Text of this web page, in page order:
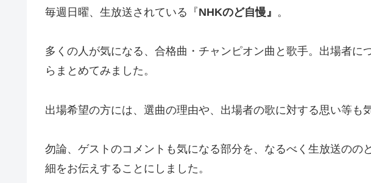
毎週日曜、生放送されている『NHKのど自慢』 。
多くの人が気になる、合格曲・チャンピオン曲と歌手。出場者に
らまとめてみました。
出場希望の方には、選曲の理由や、出場者の歌に対する思い等も
勿論、ゲストのコメントも気になる部分を、なるべく生放送のの
細をお伝えすることにしました。